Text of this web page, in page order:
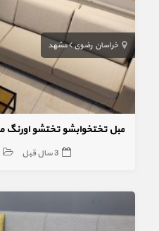
خراسان رضوی مشهد
3 سال قبل